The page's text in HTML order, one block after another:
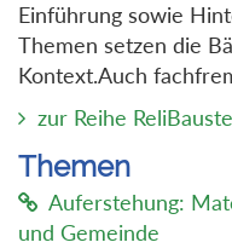
Einführung sowie
Themen setzen die
Kontext.Auch
zur Reihe
Themen
Auferstehung:
und Gemeinde